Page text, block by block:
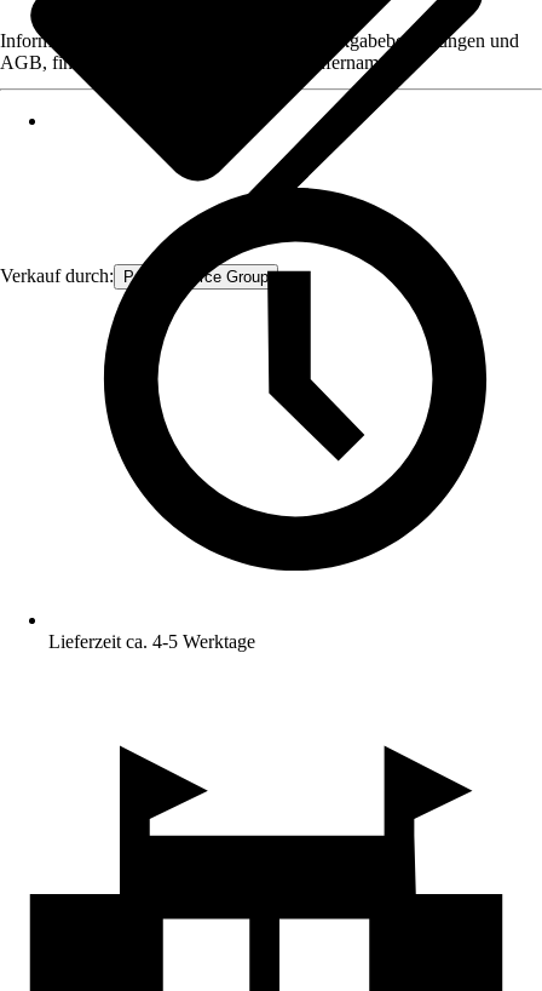
Verkauf durch: Procommerce Group
Informationen des Verkäufers, wie z. B. Rückgabebedingungen und
AGB, finden Sie bei Klick auf den Verkäufernamen.
Lieferzeit ca. 4-5 Werktage